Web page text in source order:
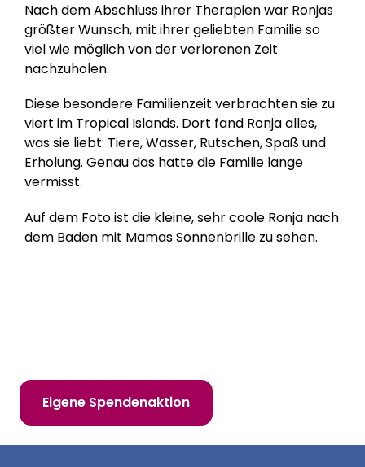
Nach dem Abschluss ihrer Therapien war Ronjas
größter Wunsch, mit ihrer geliebten Familie so
viel wie möglich von der verlorenen Zeit
nachzuholen.
Diese besondere Familienzeit verbrachten sie zu
viert im Tropical Islands. Dort fand Ronja alles,
was sie liebt: Tiere, Wasser, Rutschen, Spaß und
Erholung. Genau das hatte die Familie lange
vermisst.
Auf dem Foto ist die kleine, sehr coole Ronja nach
dem Baden mit Mamas Sonnenbrille zu sehen.
Eigene Spendenaktion